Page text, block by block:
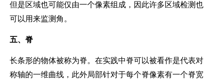
但是区域也可能仅由一个像素组成，因此许多区域检测也
可以用来监测角。
五、脊
长条形的物体被称为脊。在实践中脊可以被看作是代表对
称轴的一维曲线，此外局部针对于每个脊像素有一个脊宽